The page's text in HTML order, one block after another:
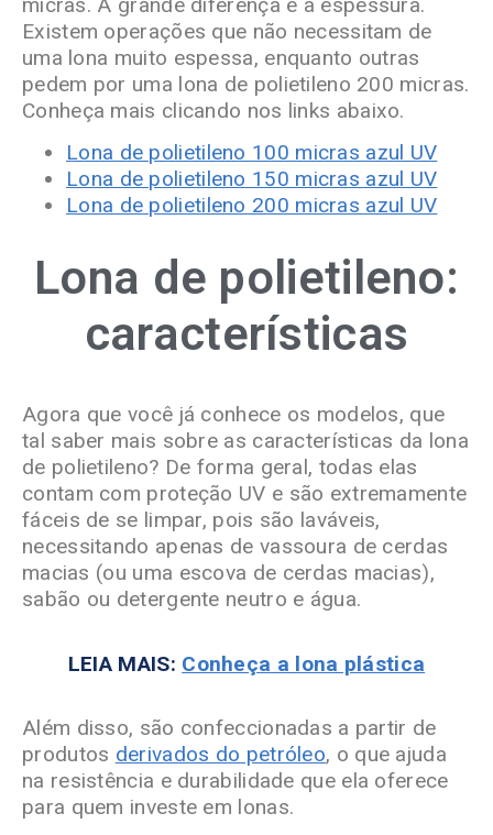
Existem operações que não necessitam de
uma lona muito espessa, enquanto outras
pedem por uma lona de polietileno 200 micras.
Conheça mais clicando nos links abaixo.
Lona de polietileno 100 micras azul UV
Lona de polietileno 150 micras azul UV
Lona de polietileno 200 micras azul UV
Lona de polietileno:
características
Agora que você já conhece os modelos, que
tal saber mais sobre as características da lona
de polietileno? De forma geral, todas elas
contam com proteção UV e são extremamente
fáceis de se limpar, pois são laváveis,
necessitando apenas de vassoura de cerdas
macias (ou uma escova de cerdas macias),
sabão ou detergente neutro e água.
LEIA MAIS: Conheça a lona plástica
Além disso, são confeccionadas a partir de
produtos derivados do petróleo, o que ajuda
na resistência e durabilidade que ela oferece
para quem investe em lonas.